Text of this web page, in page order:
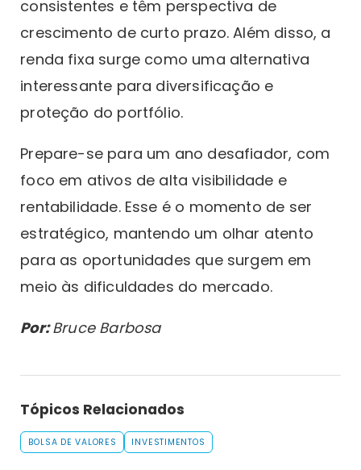
consistentes e têm perspectiva de
crescimento de curto prazo. Além disso, a
renda fixa surge como uma alternativa
interessante para diversificação e
proteção do portfólio.
Prepare-se para um ano desafiador, com
foco em ativos de alta visibilidade e
rentabilidade. Esse é o momento de ser
estratégico, mantendo um olhar atento
para as oportunidades que surgem em
meio às dificuldades do mercado.
Por:Bruce Barbosa
Tópicos Relacionados
BOLSA DE VALORES INVESTIMENTOS